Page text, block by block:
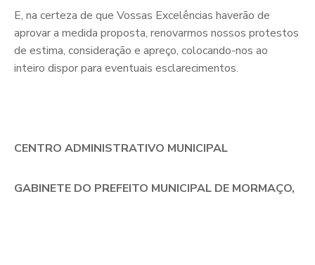
E, na certeza de que Vossas Excelências haverão de
aprovar a medida proposta, renovarmos nossos protestos
de estima, consideração e apreço, colocando-nos ao
inteiro dispor para eventuais esclarecimentos.
CENTRO ADMINISTRATIVO MUNICIPAL
GABINETE DO PREFEITO MUNICIPAL DE MORMAÇO,